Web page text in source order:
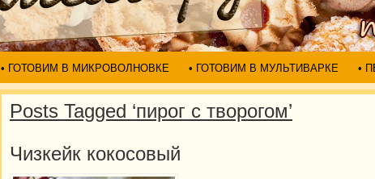
• ГОТОВИМ В МИКРОВОЛНОВКЕ • ГОТОВИМ В МУЛЬТИВАРКЕ •
Posts Tagged ‘пирог с творогом’
Чизкейк кокосовый